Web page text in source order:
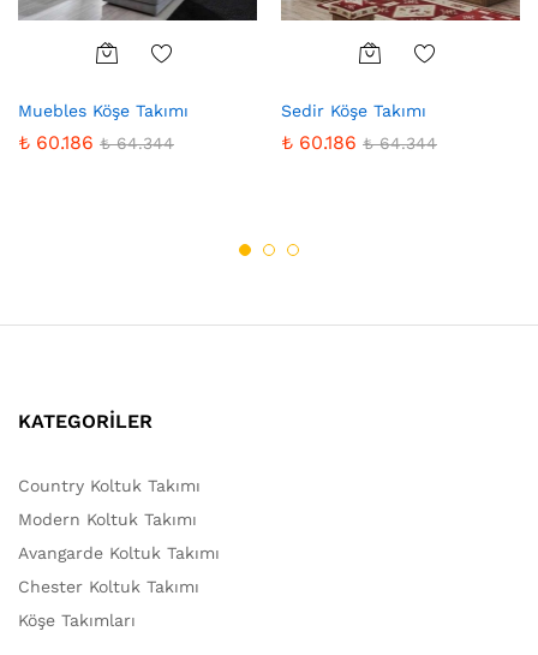
riler
e
Muebles Köşe Takımı
₺ 60.186 ₺64.344
riler
e
Sedir Köşe Takımı
₺ 60.186 ₺64.344
KATEGORİLER
Country Koltuk Takımı
Modern Koltuk Takımı
Avangarde Koltuk Takımı
Chester Koltuk Takımı
Köşe Takımları